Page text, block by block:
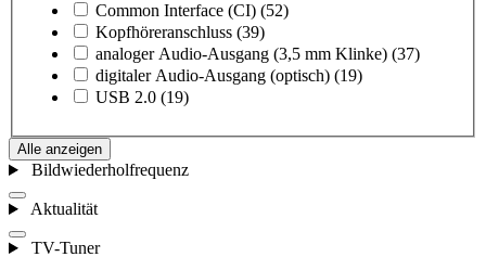
Common Interface (CI) (52)
Kopfhöreranschluss (39)
analoger Audio-Ausgang (3,5 mm Klinke) (37)
digitaler Audio-Ausgang (optisch) (19)
USB 2.0 (19)
Alle anzeigen
Bildwiederholfrequenz
Aktualität
TV-Tuner